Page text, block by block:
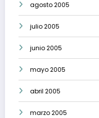
agosto 2005
julio 2005
junio 2005
mayo 2005
abril 2005
marzo 2005